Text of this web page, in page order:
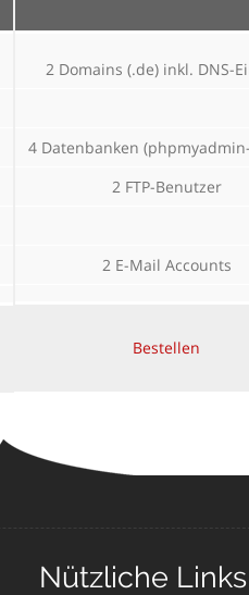
2 Domains (.de) inkl. DNS-
4 Datenbanken
2 FTP-Benutzer
2 E-Mail Accounts
Bestellen
Nützliche Links